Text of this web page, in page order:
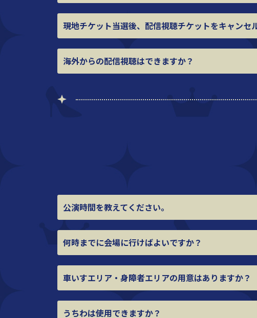
現地チケット当選後、配信視聴チケットをキャンセ
海外からの配信視聴はできますか？
公演時間を教えてください。
何時までに会場に行けばよいですか？
車いすエリア・身障者エリアの用意はありますか？
うちわは使用できますか？